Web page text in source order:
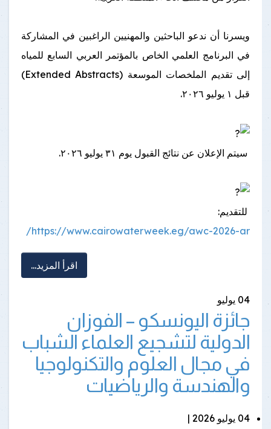
ويسرنا أن ندعو الباحثين والمهنيين الراغبين في المشاركة
في البرنامج العلمي الخاص بالمؤتمر العربي السابع للمياه
إلى تقديم الملخصات الموسعة (Extended Abstracts)
قبل ١ يوليو ٢٠٢٦.
سيتم الإعلان عن نتائج القبول يوم ٣١ يوليو ٢٠٢٦.
للتقديم:
https://www.cairowaterweek.eg/awc-2026-ar/
اقرأ المزيد...
04 يوليو
جائزة اليونسكو – الفوزان
الدولية لتشجيع العلماء الشباب
في مجال العلوم والتكنولوجيا
والهندسة والرياضيات
04 يوليو 2026 |